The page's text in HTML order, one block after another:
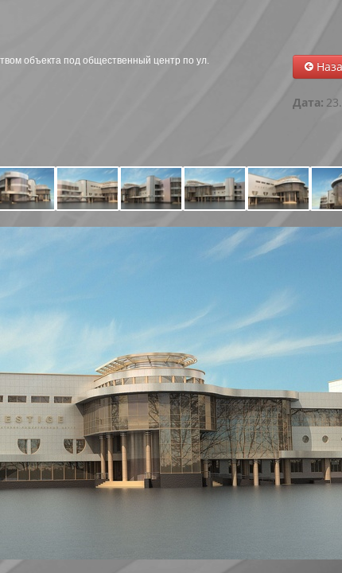
объекта под общественный центр по ул.
Дата: